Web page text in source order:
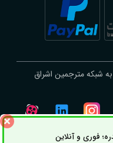
شبکه مترجمین اشراق
فوری و آنلاینثبت سفارش